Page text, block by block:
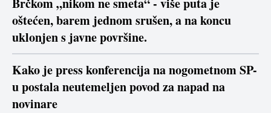
oštećen, barem jednom srušen, a na koncu
uklonjen s javne površine.
Kako je press konferencija na nogometnom SP-
u postala neutemeljen povod za napad na
novinare